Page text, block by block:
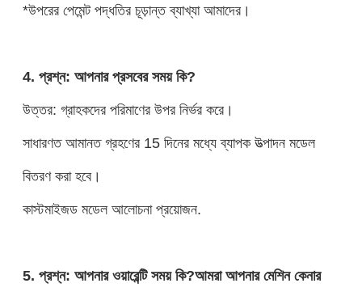
*উপরের পেমেন্ট পদ্ধতির চূড়ান্ত ব্যাখ্যা আমাদের।
4. প্রশ্ন: আপনার প্রসবের সময় কি?
উত্তর: গ্রাহকদের পরিমাণের উপর নির্ভর করে।
সাধারণত আমানত গ্রহণের 15 দিনের মধ্যে ব্যাপক উত্পাদন মডেল
বিতরণ করা হবে।
কাস্টমাইজড মডেল আলোচনা প্রয়োজন.
5. প্রশ্ন: আপনার ওয়ারেন্টি সময় কি?আমরা আপনার মেশিন কেনার